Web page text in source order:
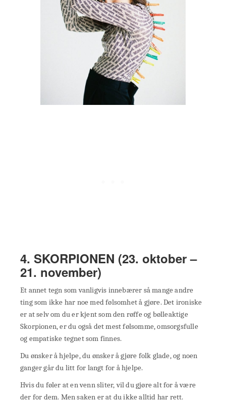
4. SKORPIONEN (23. oktober –
21. november)
Et annet tegn som vanligvis innebærer så mange andre
ting som ikke har noe med følsomhet å gjøre. Det ironiske
er at selv om du er kjent som den røffe og bølleaktige
Skorpionen, er du også det mest følsomme, omsorgsfulle
og empatiske tegnet som finnes.
Du ønsker å hjelpe, du ønsker å gjøre folk glade, og noen
ganger går du litt for langt for å hjelpe.
Hvis du føler at en venn sliter, vil du gjøre alt for å være
der for dem. Men saken er at du ikke alltid har rett.